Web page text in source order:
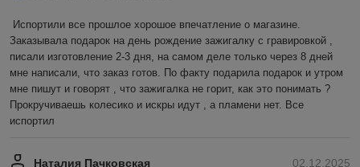
Испортили все прошлое хорошое впечатление о магазине.
Заказывала подарок на день рождение зажигалку с гравировкой ,
писали изготовление 2-3 дня, на самом деле только через 8 дней
мне написали, что заказ готов. По факту подарила подарок и утром
мне пишут и говорят , что зажигалка не горит, как это понимать ?
Прокручиваешь колесико и искры идут , а пламени нет. Все
испортил
02.12.2025
Наталия Пачковская